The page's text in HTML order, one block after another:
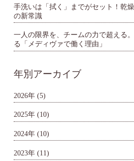
手洗いは「拭く」までがセット！乾
の新常識
一人の限界を、チームの力で超える
る「メディヴァで働く理由」
年別アーカイブ
2026年 (5)
2025年 (10)
2024年 (10)
2023年 (11)